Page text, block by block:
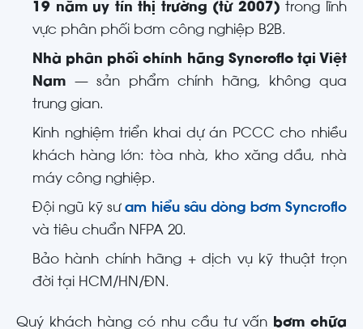
19 năm uy tín thị trường (từ 2007) trong lĩnh
vực phân phối bơm công nghiệp B2B.
Nhà phân phối chính hãng Syncroflo tại Việt
Nam — sản phẩm chính hãng, không qua
trung gian.
Kinh nghiệm triển khai dự án PCCC cho nhiều
khách hàng lớn: tòa nhà, kho xăng dầu, nhà
máy công nghiệp.
Đội ngũ kỹ sưam hiểu sâu dòng bơm Syncroflo
và tiêu chuẩn NFPA 20.
Bảo hành chính hãng + dịch vụ kỹ thuật trọn
đời tại HCM/HN/ĐN.
Quý khách hàng có nhu cầu tư vấn bơm chữa